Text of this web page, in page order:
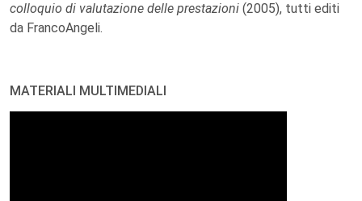
colloquio di valutazione delle prestazioni (2005), tutti editi
da FrancoAngeli.
MATERIALI MULTIMEDIALI